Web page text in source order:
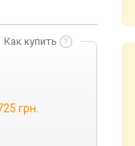
Как купить
грн.